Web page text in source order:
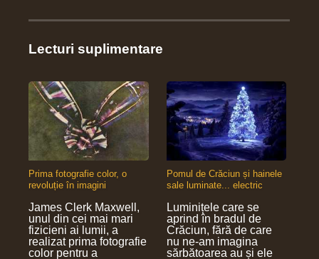
Lecturi suplimentare
Prima fotografie color, o
revoluție în imagini
James Clerk Maxwell,
unul din cei mai mari
fizicieni ai lumii, a
realizat prima fotografie
color pentru a
Pomul de Crăciun și hainele
sale luminate... electric
Luminițele care se
aprind în bradul de
Crăciun, fără de care
nu ne-am imagina
sărbătoarea au și ele